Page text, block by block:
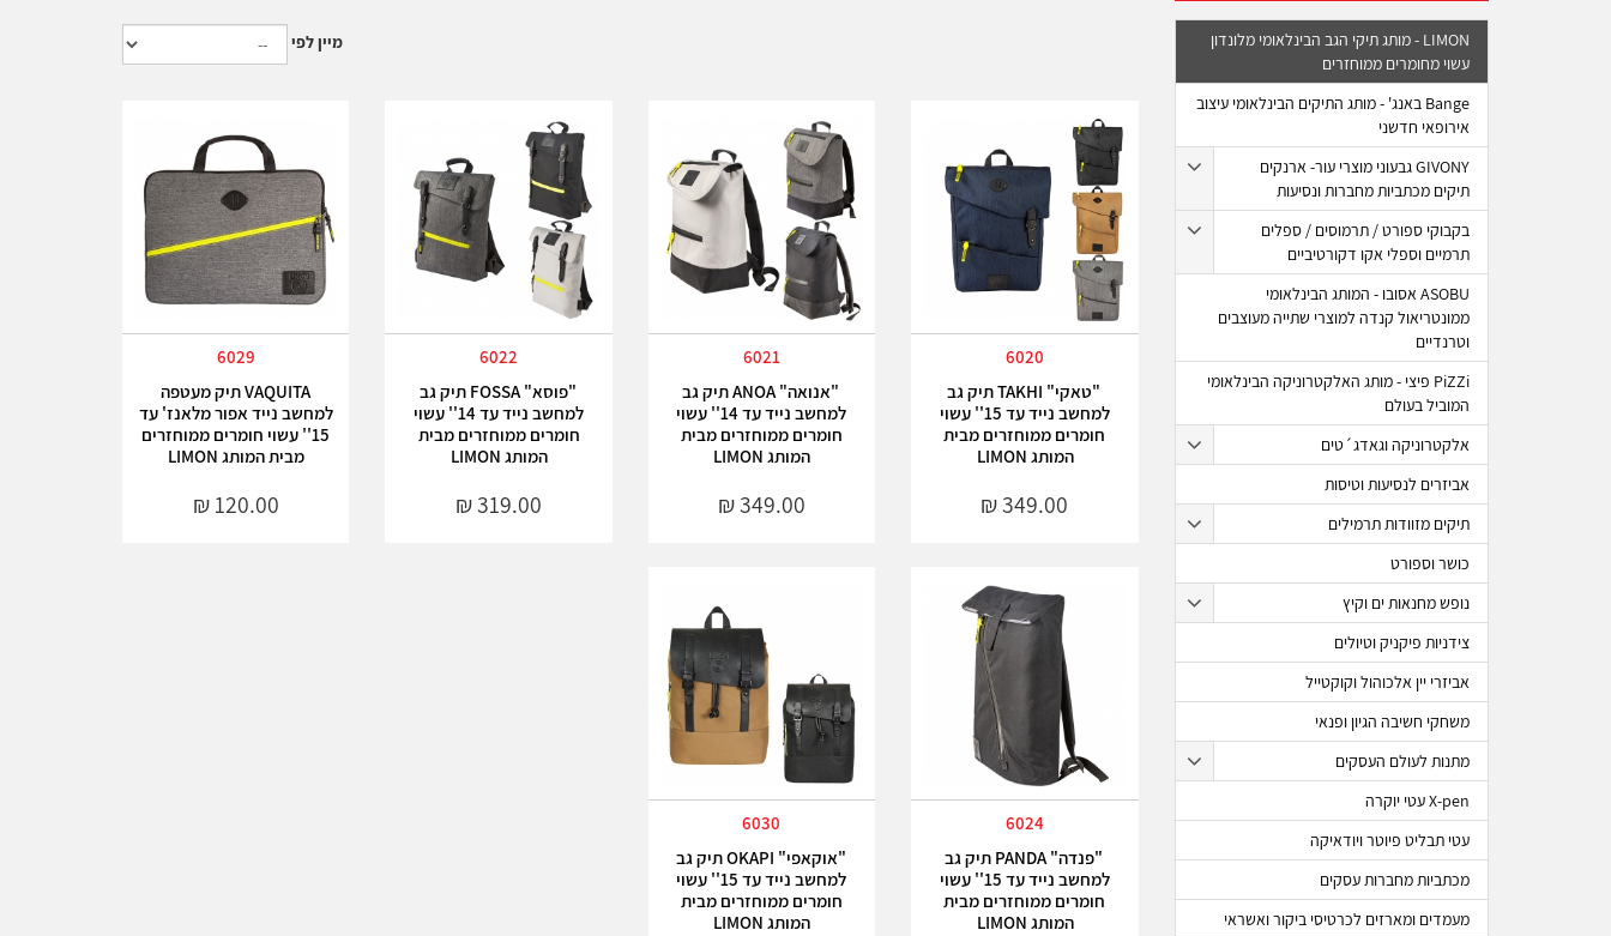
LIMON - מותג תיקי הגב הבינלאומי מלונדון
עשוי מחומרים ממוחזרים
Bange באנג' - מותג התיקים הבינלאומי עיצוב
אירופאי חדשני
GIVONY גבעוני מוצרי עור- ארנקים
תיקים מכתביות מחברות ונסיעות
בקבוקי ספורט / תרמוסים / ספלים
תרמיים וספלי אקו דקורטיביים
ASOBU אסובו - המותג הבינלאומי
ממונטריאול קנדה למוצרי שתייה מעוצבים
וטרנדיים
PiZZi פיצי - מותג האלקטרוניקה הבינלאומי
המוביל בעולם
אלקטרוניקה וגאדג´טים
אביזרים לנסיעות וטיסות
תיקים מזוודות תרמילים
כושר וספורט
נופש מחנאות ים וקיץ
צידניות פיקניק וטיולים
אביזרי יין אלכוהול וקוקטייל
משחקי חשיבה הגיון ופנאי
מתנות לעולם העסקים
X-pen עטי יוקרה
עטי תבליט פיוטר ויודאיקה
מכתביות מחברות עסקים
מעמדים ומארזים לכרטיסי ביקור ואשראי
מיין לפי
6020
"טאקי" TAKHI תיק גב
למחשב נייד עד 15'' עשוי
חומרים ממוחזרים מבית
המותג LIMON
6021
"אנואה" ANOA תיק גב
למחשב נייד עד 14'' עשוי
חומרים ממוחזרים מבית
המותג LIMON
6022
"פוסא" FOSSA תיק גב
למחשב נייד עד 14'' עשוי
חומרים ממוחזרים מבית
המותג LIMON
6029
VAQUITA תיק מעטפה
למחשב נייד אפור מלאנז' עד
15'' עשוי חומרים ממוחזרים
מבית המותג LIMON
6024
"פנדה" PANDA תיק גב
למחשב נייד עד 15'' עשוי
חומרים ממוחזרים מבית
המותג LIMON
6030
"אוקאפי" OKAPI תיק גב
למחשב נייד עד 15'' עשוי
חומרים ממוחזרים מבית
המותג LIMON